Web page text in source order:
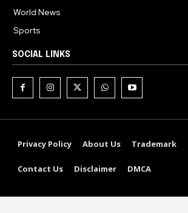
World News
Sports
SOCIAL LINKS
Privacy Policy About Us Trademark
Contact Us Disclaimer DMCA